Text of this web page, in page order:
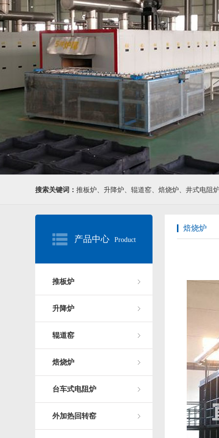
搜索关键词： 推板炉、升降炉、辊道窑、焙烧炉、井式电阻
产品中心 Product
推板炉
升降炉
辊道窑
焙烧炉
台车式电阻炉
外加热回转窑
焙烧炉